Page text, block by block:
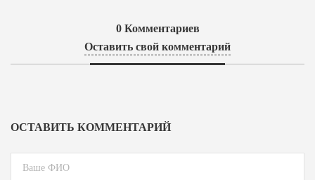
0Комментариев
Оставить свой комментарий
ОСТАВИТЬ КОММЕНТАРИЙ